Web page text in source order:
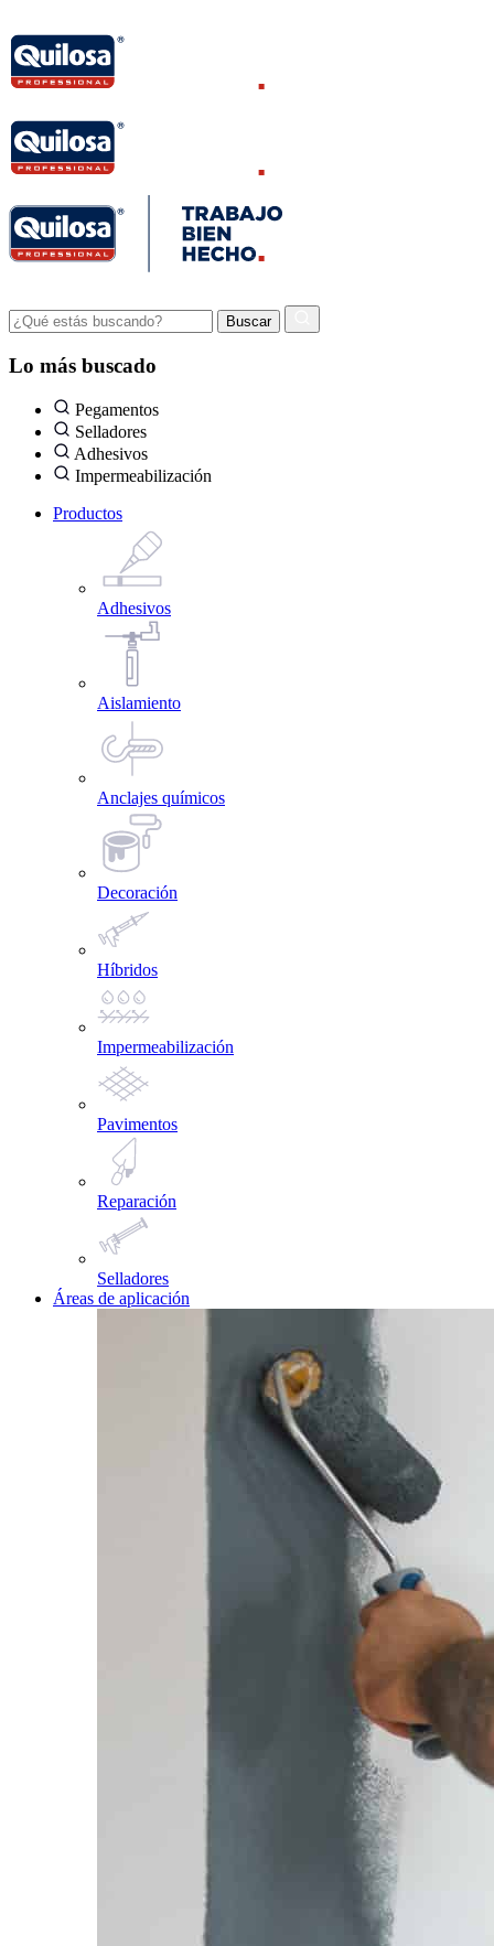
Lo más buscado
Pegamentos
Selladores
Adhesivos
Impermeabilización
Productos
Adhesivos
Aislamiento
Anclajes químicos
Decoración
Híbridos
Impermeabilización
Pavimentos
Reparación
Selladores
Áreas de aplicación